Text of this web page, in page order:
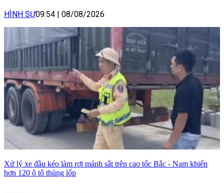
HÌNH SỰ09:54 | 08/08/2026
Xử lý xe đầu kéo làm rơi mảnh sắt trên cao tốc Bắc - Nam khiến
hơn 120 ô tô thủng lốp